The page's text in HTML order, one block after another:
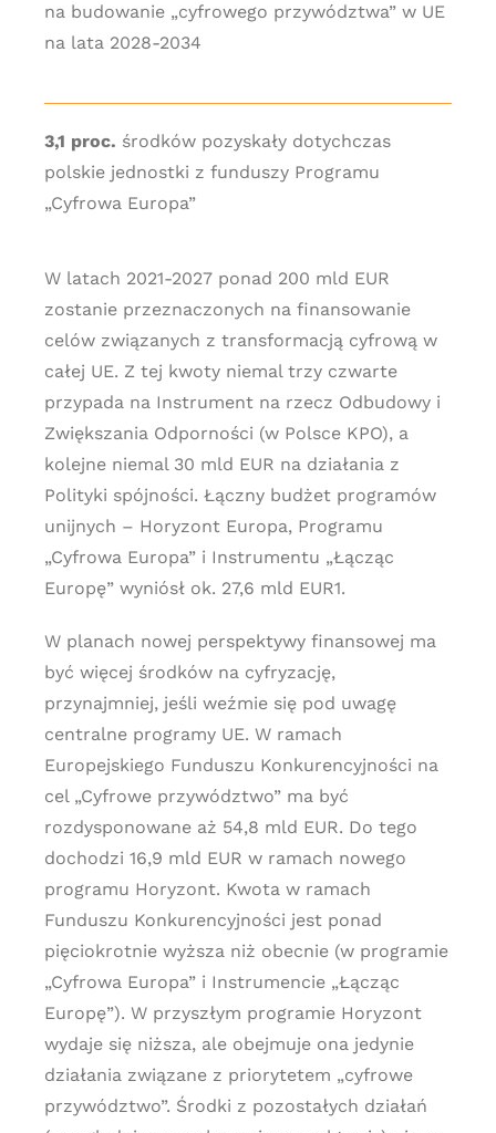
na budowanie „cyfrowego przywództwa” w UE
na lata 2028-2034
3,1 proc. środków pozyskały dotychczas
polskie jednostki z funduszy Programu
„Cyfrowa Europa”
W latach 2021-2027 ponad 200 mld EUR
zostanie przeznaczonych na finansowanie
celów związanych z transformacją cyfrową w
całej UE. Z tej kwoty niemal trzy czwarte
przypada na Instrument na rzecz Odbudowy i
Zwiększania Odporności (w Polsce KPO), a
kolejne niemal 30 mld EUR na działania z
Polityki spójności. Łączny budżet programów
unijnych – Horyzont Europa, Programu
„Cyfrowa Europa” i Instrumentu „Łącząc
Europę” wyniósł ok. 27,6 mld EUR1.
W planach nowej perspektywy finansowej ma
być więcej środków na cyfryzację,
przynajmniej, jeśli weźmie się pod uwagę
centralne programy UE. W ramach
Europejskiego Funduszu Konkurencyjności na
cel „Cyfrowe przywództwo” ma być
rozdysponowane aż 54,8 mld EUR. Do tego
dochodzi 16,9 mld EUR w ramach nowego
programu Horyzont. Kwota w ramach
Funduszu Konkurencyjności jest ponad
pięciokrotnie wyższa niż obecnie (w programie
„Cyfrowa Europa” i Instrumencie „Łącząc
Europę”). W przyszłym programie Horyzont
wydaje się niższa, ale obejmuje ona jedynie
działania związane z priorytetem „cyfrowe
przywództwo”. Środki z pozostałych działań